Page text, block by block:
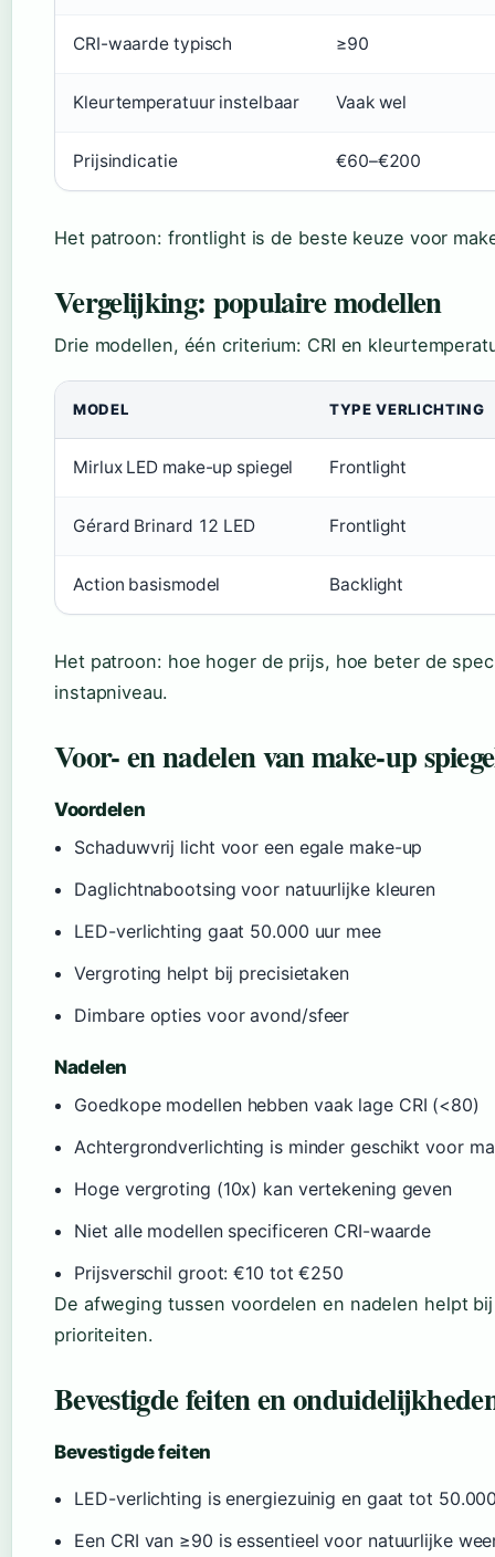
CRI-waarde typisch ≥90
Kleurtemperatuur instelbaar Vaak wel
Prijsindicatie €60–€200
Het patroon: frontlight is de beste keuze voor
Vergelijking: populaire modellen
Drie modellen, één criterium: CRI en
MODEL TYPE VERLICHTING
Mirlux LED make-up spiegel Frontlight
Gérard Brinard 12 LED Frontlight
Action basismodel Backlight
Het patroon: hoe hoger de prijs, hoe beter de
instapniveau.
Voor- en nadelen van make-up
Voordelen
Schaduwvrij licht voor een egale make-up
Daglichtnabootsing voor natuurlijke kleuren
LED-verlichting gaat 50.000 uur mee
Vergroting helpt bij precisietaken
Dimbare opties voor avond/sfeer
Nadelen
Goedkope modellen hebben vaak lage CRI (<80)
Achtergrondverlichting is minder geschikt voor
Hoge vergroting (10x) kan vertekening geven
Niet alle modellen specificeren CRI-waarde
Prijsverschil groot: €10 tot €250
De afweging tussen voordelen en nadelen helpt
prioriteiten.
Bevestigde feiten en
Bevestigde feiten
LED-verlichting is energiezuinig en gaat tot
Een CRI van ≥90 is essentieel voor natuurlijke